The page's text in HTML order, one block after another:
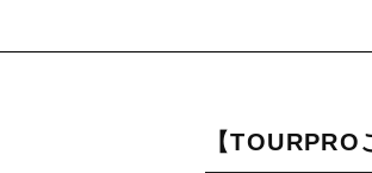
【TOURPRO